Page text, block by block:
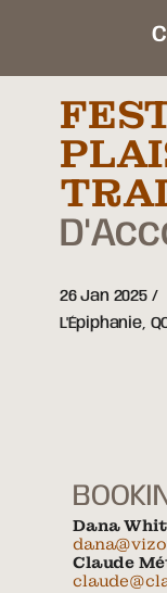
26 Jan 2025
L'Épiphanie,
Dana
Claude